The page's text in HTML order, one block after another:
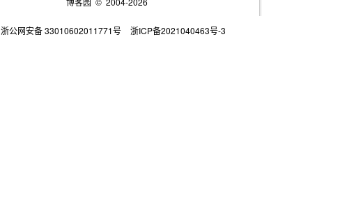
浙公网安备 33010602011771号 浙ICP备2021040463号-3